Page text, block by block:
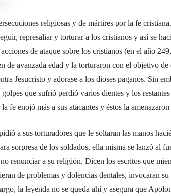
religiosas y de mártires por la fe
represaliar y torturar a los cristianos y así se
acciones de ataque sobre los cristianos (en el año
de avanzada edad y la torturaron con el objetivo de
Jesucristo y adorase a los dioses paganos. Sin
que sufrió perdió varios dientes y los
fe enojó más a sus atacantes y éstos la
a sus torturadores que le soltaran las manos
sorpresa de los soldados, ella misma se lanzó al
renunciar a su religión. Dicen los escritos que
de problemas y dolencias dentales, invocaran
la leyenda no se queda ahí y asegura que